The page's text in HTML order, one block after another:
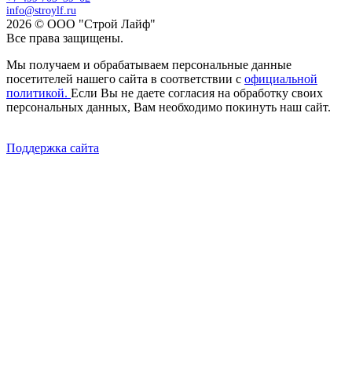
info@stroylf.ru
2026 © ООО "Строй Лайф"
Все права защищены.
Мы получаем и обрабатываем персональные данные
посетителей нашего сайта в соответствии с официальной
политикой. Если Вы не даете согласия на обработку своих
персональных данных, Вам необходимо покинуть наш сайт.
Поддержка сайта